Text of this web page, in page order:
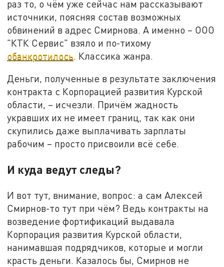
раз то, о чём уже сейчас нам рассказывают
источники, поясняя состав возможных
обвинений в адрес Смирнова. А именно – ООО
"КТК Сервис" взяло и по-тихому
обанкротилось. Классика жанра.
Деньги, полученные в результате заключения
контракта с Корпорацией развития Курской
области, – исчезли. Причём жадность
укравших их не имеет границ, так как они
скупились даже выплачивать зарплаты
рабочим – просто присвоили всё себе.
И куда ведут следы?
И вот тут, внимание, вопрос: а сам Алексей
Смирнов-то тут при чём? Ведь контракты на
возведение фортификаций выдавала
Корпорация развития Курской области,
нанимавшая подрядчиков, которые и могли
красть деньги. Казалось бы, Смирнов не